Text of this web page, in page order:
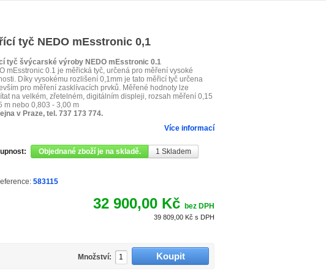
tyč NEDO mEsstronic 0,1
tyč švýcarské výroby NEDO mEsstronic 0.1
mEsstronic 0.1 je měřická tyč, určená pro měření vysoké
Díky vysokému rozlišení 0,1mm je tato měřicí tyč určena
pro měření zasklívacích prvků. Měřené hodnoty lze
na velkém, zřetelném, digitálním displeji, rozsah měření 0,15
m nebo 0,803 - 3,00 m
v Praze, tel. 737 173 774.
Více informací
Objednané zboží je na skladě. 1 Skladem
583115
32 900,00 Kč bez DPH
39 809,00 Kč s DPH
Množství: